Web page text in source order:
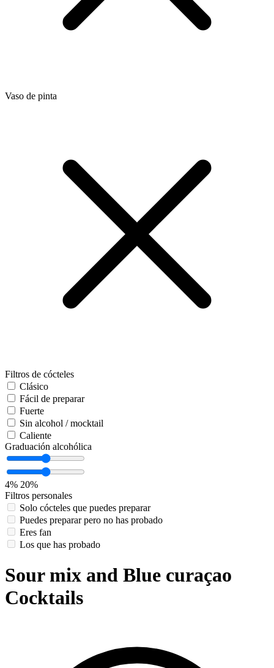
Vaso de pinta
Filtros de cócteles
Clásico
Fácil de preparar
Fuerte
Sin alcohol / mocktail
Caliente
Graduación alcohólica
4% 20%
Filtros personales
Solo cócteles que puedes preparar
Puedes preparar pero no has probado
Eres fan
Los que has probado
Sour mix and Blue curaçao
Cocktails